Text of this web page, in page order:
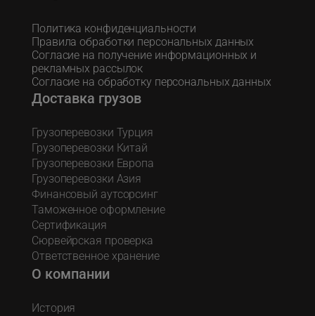
Политика конфиденциальности
Правила обработки персональных данных
Согласие на получение информационных и
рекламных рассылок
Согласие на обработку персональных данных
Доставка грузов
Грузоперевозки Турция
Грузоперевозки Китай
Грузоперевозки Европа
Грузоперевозки Азия
Финансовый аутсорсинг
Таможенное оформление
Сертификация
Сюрвейрская проверка
Ответственное хранение
О компании
История